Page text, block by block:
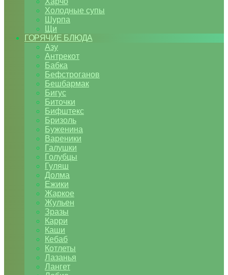
Холодные супы
Шурпа
Щи
ГОРЯЧИЕ БЛЮДА
Азу
Антрекот
Бабка
Бефстроганов
Бешбармак
Бигус
Биточки
Бифштекс
Бризоль
Буженина
Вареники
Галушки
Голубцы
Гуляш
Долма
Ежики
Жаркое
Жульен
Зразы
Карри
Каши
Кебаб
Котлеты
Лазанья
Лангет